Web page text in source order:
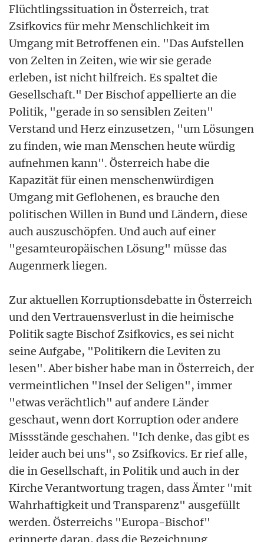
Flüchtlingssituation in Österreich, trat
Zsifkovics für mehr Menschlichkeit im
Umgang mit Betroffenen ein. "Das Aufstellen
von Zelten in Zeiten, wie wir sie gerade
erleben, ist nicht hilfreich. Es spaltet die
Gesellschaft." Der Bischof appellierte an die
Politik, "gerade in so sensiblen Zeiten"
Verstand und Herz einzusetzen, "um Lösungen
zu finden, wie man Menschen heute würdig
aufnehmen kann". Österreich habe die
Kapazität für einen menschenwürdigen
Umgang mit Geflohenen, es brauche den
politischen Willen in Bund und Ländern, diese
auch auszuschöpfen. Und auch auf einer
"gesamteuropäischen Lösung" müsse das
Augenmerk liegen.
Zur aktuellen Korruptionsdebatte in Österreich
und den Vertrauensverlust in die heimische
Politik sagte Bischof Zsifkovics, es sei nicht
seine Aufgabe, "Politikern die Leviten zu
lesen". Aber bisher habe man in Österreich, der
vermeintlichen "Insel der Seligen", immer
"etwas verächtlich" auf andere Länder
geschaut, wenn dort Korruption oder andere
Missstände geschahen. "Ich denke, das gibt es
leider auch bei uns", so Zsifkovics. Er rief alle,
die in Gesellschaft, in Politik und auch in der
Kirche Verantwortung tragen, dass Ämter "mit
Wahrhaftigkeit und Transparenz" ausgefüllt
werden. Österreichs "Europa-Bischof"